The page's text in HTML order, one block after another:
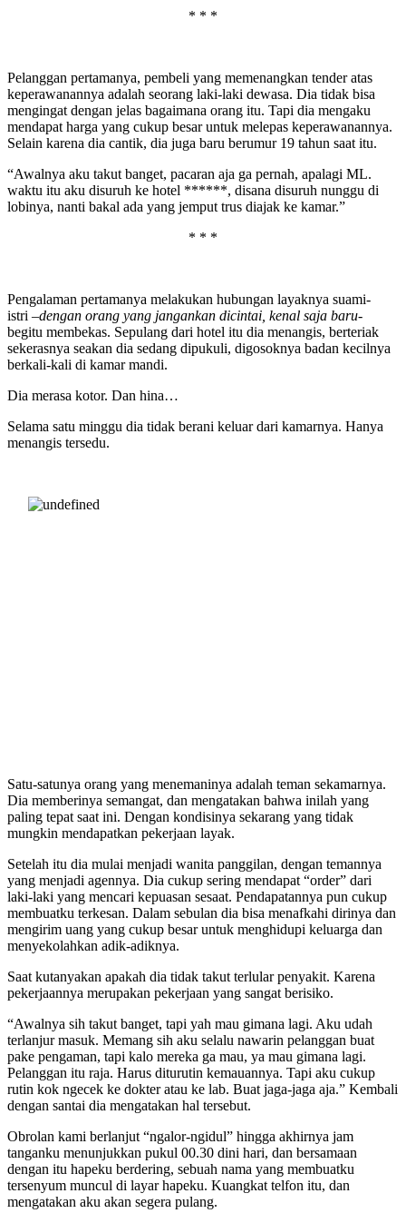
* * *
Pelanggan pertamanya, pembeli yang memenangkan tender atas
keperawanannya adalah seorang laki-laki dewasa. Dia tidak bisa
mengingat dengan jelas bagaimana orang itu. Tapi dia mengaku
mendapat harga yang cukup besar untuk melepas keperawanannya.
Selain karena dia cantik, dia juga baru berumur 19 tahun saat itu.
“Awalnya aku takut banget, pacaran aja ga pernah, apalagi ML.
waktu itu aku disuruh ke hotel ******, disana disuruh nunggu di
lobinya, nanti bakal ada yang jemput trus diajak ke kamar.”
* * *
Pengalaman pertamanya melakukan hubungan layaknya suami-
istri –dengan orang yang jangankan dicintai, kenal saja baru-
begitu membekas. Sepulang dari hotel itu dia menangis, berteriak
sekerasnya seakan dia sedang dipukuli, digosoknya badan kecilnya
berkali-kali di kamar mandi.
Dia merasa kotor. Dan hina…
Selama satu minggu dia tidak berani keluar dari kamarnya. Hanya
menangis tersedu.
Satu-satunya orang yang menemaninya adalah teman sekamarnya.
Dia memberinya semangat, dan mengatakan bahwa inilah yang
paling tepat saat ini. Dengan kondisinya sekarang yang tidak
mungkin mendapatkan pekerjaan layak.
Setelah itu dia mulai menjadi wanita panggilan, dengan temannya
yang menjadi agennya. Dia cukup sering mendapat “order” dari
laki-laki yang mencari kepuasan sesaat. Pendapatannya pun cukup
membuatku terkesan. Dalam sebulan dia bisa menafkahi dirinya dan
mengirim uang yang cukup besar untuk menghidupi keluarga dan
menyekolahkan adik-adiknya.
Saat kutanyakan apakah dia tidak takut terlular penyakit. Karena
pekerjaannya merupakan pekerjaan yang sangat berisiko.
“Awalnya sih takut banget, tapi yah mau gimana lagi. Aku udah
terlanjur masuk. Memang sih aku selalu nawarin pelanggan buat
pake pengaman, tapi kalo mereka ga mau, ya mau gimana lagi.
Pelanggan itu raja. Harus diturutin kemauannya. Tapi aku cukup
rutin kok ngecek ke dokter atau ke lab. Buat jaga-jaga aja.” Kembali
dengan santai dia mengatakan hal tersebut.
Obrolan kami berlanjut “ngalor-ngidul” hingga akhirnya jam
tanganku menunjukkan pukul 00.30 dini hari, dan bersamaan
dengan itu hapeku berdering, sebuah nama yang membuatku
tersenyum muncul di layar hapeku. Kuangkat telfon itu, dan
mengatakan aku akan segera pulang.